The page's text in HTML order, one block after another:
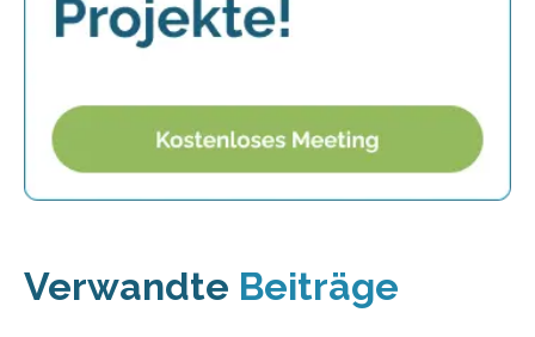
Verwandte Beiträge